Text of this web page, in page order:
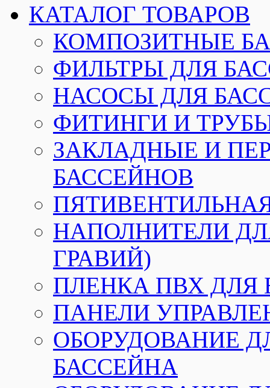
КАТАЛОГ ТОВАРОВ
КОМПОЗИТНЫЕ
ФИЛЬТРЫ ДЛЯ
НАСОСЫ ДЛЯ
ФИТИНГИ И
ЗАКЛАДНЫЕ И
БАССЕЙНОВ
НАПОЛНИТЕЛИ
ГРАВИЙ)
ПЛЕНКА ПВХ ДЛЯ
ПАНЕЛИ
ОБОРУДОВАНИЕ
БАССЕЙНА